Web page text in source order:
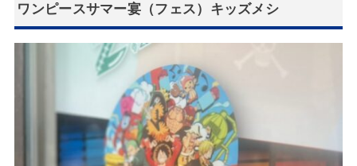
ワンピースサマー宴（フェス）キッズメシ